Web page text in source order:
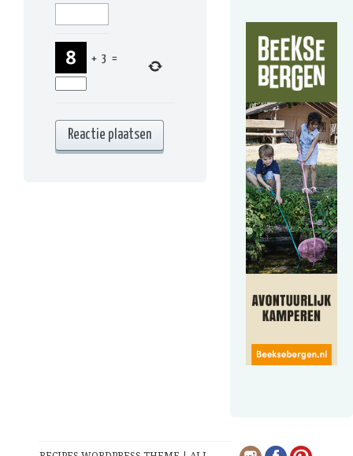
+ 3 =